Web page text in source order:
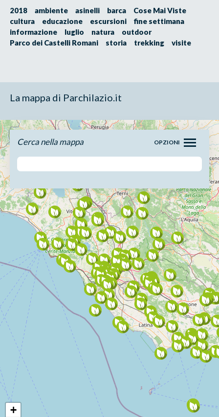
2018 ambiente asinelli barca
Cose Mai Viste
cultura
educazione escursioni
fine settimana
informazione
luglio natura
outdoor
Parco dei Castelli Romani
storia trekking visite
La mappa di Parchilazio.it
+
Cerca nella mappa OPZIONI